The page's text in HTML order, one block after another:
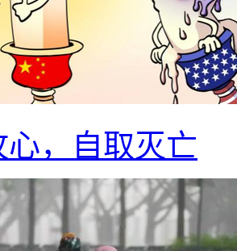
心，自取灭亡